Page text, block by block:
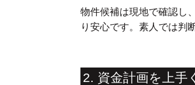
物件候補は現地で確認し
り安心です。素人では判
2. 資金計画を上手